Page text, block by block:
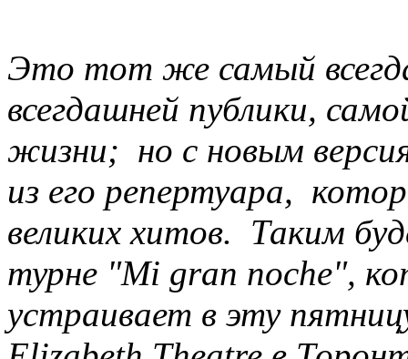
Это тот же самый
всегдашней публики,
жизни; но с новым
из его репертуара,
великих хитов. Таким
турне "Mi gran noche",
устраивает в эту